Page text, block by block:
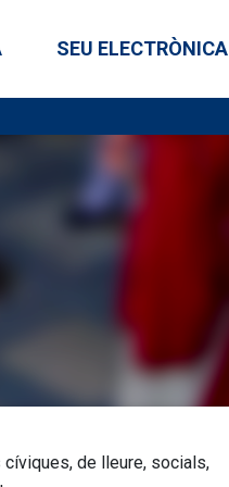
SEU ELECTRÒNICA
cíviques, de lleure, socials,